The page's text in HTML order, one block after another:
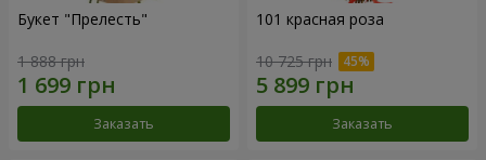
Букет "Прелесть"
1 888 грн
Заказать
101 красная роза
10 725 грн
Заказать